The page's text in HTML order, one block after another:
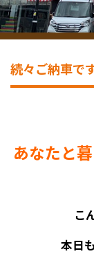
続々ご納車で
あなたと
こ
本日も